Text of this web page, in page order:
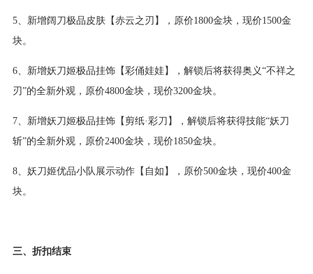
5、新增阔刀极品皮肤【赤云之刃】，原价1800金块，现价1500金
块。
6、新增妖刀姬极品挂饰【彩俑娃娃】，解锁后将获得奥义“不祥之
刃”的全新外观，原价4800金块，现价3200金块。
7、新增妖刀姬极品挂饰【剪纸·彩刀】，解锁后将获得技能“妖刀
斩”的全新外观，原价2400金块，现价1850金块。
8、妖刀姬优品小队展示动作【自如】，原价500金块，现价400金
块。
三、折扣结束